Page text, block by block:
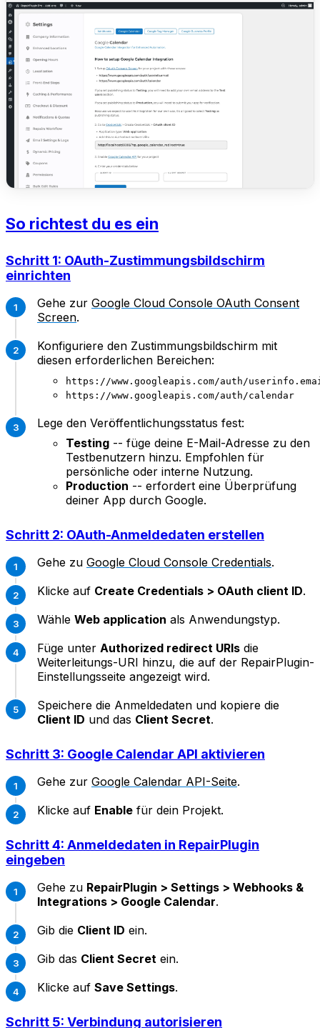
So richtest du es ein
Schritt 1: OAuth-Zustimmungsbildschirm
einrichten
Gehe zur Google Cloud Console OAuth Consent
Screen.
Konfiguriere den Zustimmungsbildschirm mit
diesen erforderlichen Bereichen:
https://www.googleapis.com/auth/
https://www.googleapis.com/auth/calendar
Lege den Veröffentlichungsstatus fest:
Testing -- füge deine E-Mail-Adresse zu den
Testbenutzern hinzu. Empfohlen für
persönliche oder interne Nutzung.
Production -- erfordert eine Überprüfung
deiner App durch Google.
Schritt 2: OAuth-Anmeldedaten erstellen
Gehe zu Google Cloud Console Credentials.
Klicke auf Create Credentials > OAuth client ID.
Wähle Web application als Anwendungstyp.
Füge unter Authorized redirect URIs die
Weiterleitungs-URI hinzu, die auf der RepairPlugin-
Einstellungsseite angezeigt wird.
Speichere die Anmeldedaten und kopiere die
Client ID und das Client Secret.
Schritt 3: Google Calendar API aktivieren
Gehe zur Google Calendar API-Seite.
Klicke auf Enable für dein Projekt.
Schritt 4: Anmeldedaten in RepairPlugin
eingeben
Gehe zu RepairPlugin > Settings > Webhooks &
Integrations > Google Calendar.
Gib die Client ID ein.
Gib das Client Secret ein.
Klicke auf Save Settings.
Schritt 5: Verbindung autorisieren